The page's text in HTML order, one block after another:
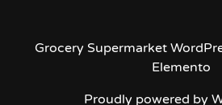
Grocery Supermarket
Elemento
Proudly powered by